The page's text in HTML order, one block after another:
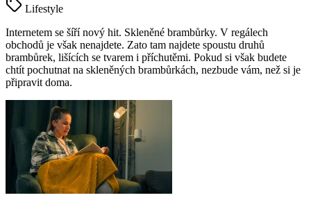
Lifestyle
Internetem se šíří nový hit. Skleněné brambůrky. V regálech
obchodů je však nenajdete. Zato tam najdete spoustu druhů
brambůrek, lišících se tvarem i příchutěmi. Pokud si však budete
chtít pochutnat na skleněných brambůrkách, nezbude vám, než si je
připravit doma.